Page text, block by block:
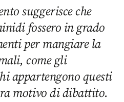
suggerisce che
fossero in grado
per mangiare la
come gli
appartengono questi
motivo di dibattito.